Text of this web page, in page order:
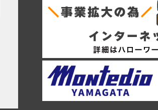
ミツビシ
スズキ
アルファロメオ
アウディ
BMW
15インチ
16インチ
19インチ
20インチ
21インチ
ダンロップ
ピレリ
コンチネンタル
グッドイヤー
トーヨー
ファルケン
ハンコック
Advanti Racing
APIO
ABE SHOKAI
American Racing
IMPUL
Balken